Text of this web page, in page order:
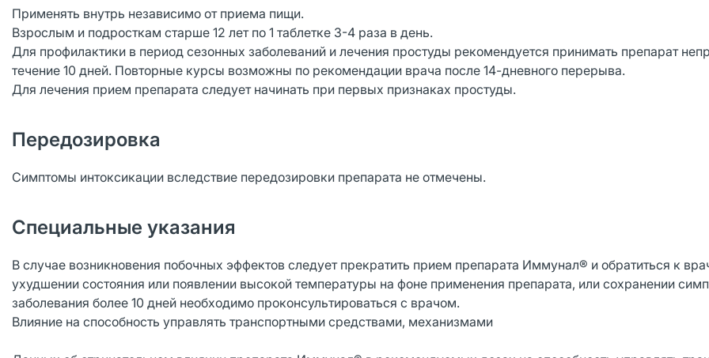
Применять внутрь независимо от приема пищи.
Взрослым и подросткам старше 12 лет по 1 таблетке 3-4 раза в день.
Для профилактики в период сезонных заболеваний и лечения простуды рекомендуется принимать препарат
течение 10 дней. Повторные курсы возможны по рекомендации врача после 14-дневного перерыва.
Для лечения прием препарата следует начинать при первых признаках простуды.
Передозировка
Симптомы интоксикации вследствие передозировки препарата не отмечены.
Специальные указания
В случае возникновения побочных эффектов следует прекратить прием препарата Иммунал® и обратиться к
ухудшении состояния или появлении высокой температуры на фоне применения препарата, или сохранении
заболевания более 10 дней необходимо проконсультироваться с врачом.
Влияние на способность управлять транспортными средствами, механизмами